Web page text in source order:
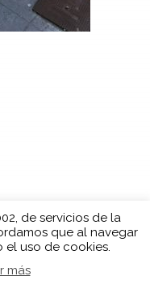
de servicios de la
que al navegar
el uso de cookies.
más